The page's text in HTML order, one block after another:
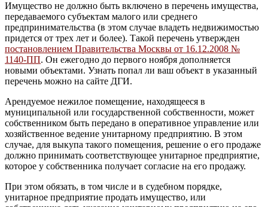
Имущество не должно быть включено в перечень имущества,
передаваемого субъектам малого или среднего
предпринимательства (в этом случае владеть недвижимостью
придется от трех лет и более). Такой перечень утвержден
постановлением Правительства Москвы от 16.12.2008 №
1140-ПП. Он ежегодно до первого ноября дополняется
новыми объектами. Узнать попал ли ваш объект в указанный
перечень можно на сайте ДГИ.
Арендуемое нежилое помещение, находящееся в
муниципальной или государственной собственности, может
собственником быть передано в оперативное управление или
хозяйственное ведение унитарному предприятию. В этом
случае, для выкупа такого помещения, решение о его продаже
должно принимать соответствующее унитарное предприятие,
которое у собственника получает согласие на его продажу.
При этом обязать, в том числе и в судебном порядке,
унитарное предприятие продать имущество, или